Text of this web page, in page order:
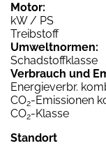
Motor:
kW / PS
Treibstoff
Umweltnormen:
Schadstoffklasse
Verbrauch und
Energieverbr.
CO2-Emissionen
CO2-Klasse
Standort